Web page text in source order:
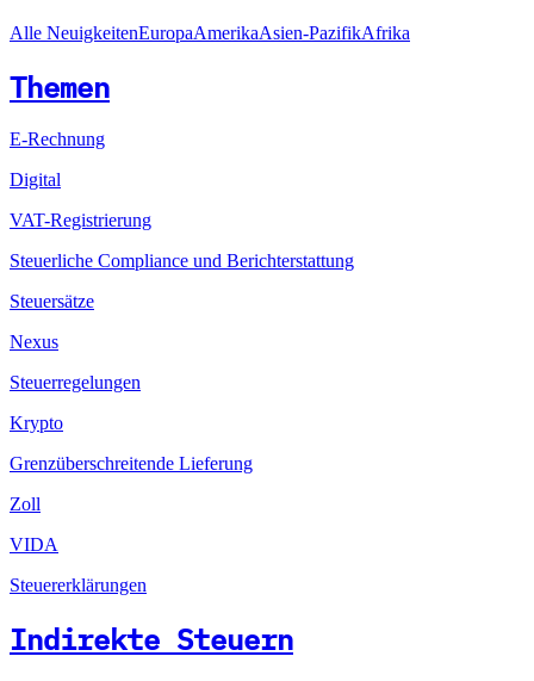
Alle NeuigkeitenEuropaAmerikaAsien-PazifikAfrika
Themen
E-Rechnung
Digital
VAT-Registrierung
Steuerliche Compliance und Berichterstattung
Steuersätze
Nexus
Steuerregelungen
Krypto
Grenzüberschreitende Lieferung
Zoll
VIDA
Steuererklärungen
Indirekte Steuern